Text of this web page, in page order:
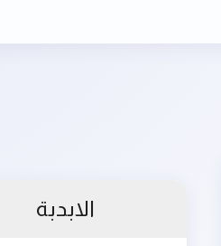
الابدبة